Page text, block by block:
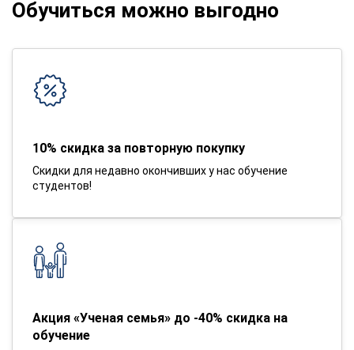
Обучиться можно выгодно
10% скидка за повторную покупку
Скидки для недавно окончивших у нас обучение
студентов!
Акция «Ученая семья» до -40% скидка на
обучение